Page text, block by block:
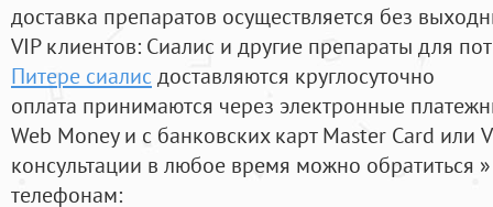
доставка препаратов осуществляется без
VIP клиентов: Сиалис и другие препараты для
Питере сиалис доставляются круглосуточно
оплата принимаются через электронные
Web Money и с банковских карт Master Card или
консультации в любое время можно обратиться
телефонам: